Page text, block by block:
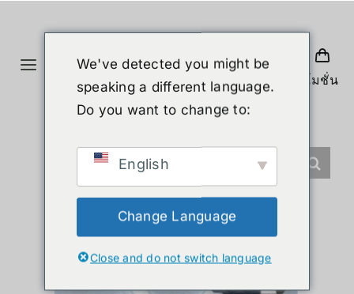
เนื้อหาToggle
Navigation
หน้าแรก
หุ่นยนต์รูปร่างมนุษย์
ข่าวสาร
โปรโมชั่น
We've detected you might be
speaking a different language.
Do you want to change to:
English
Change Language
Close and do not switch language